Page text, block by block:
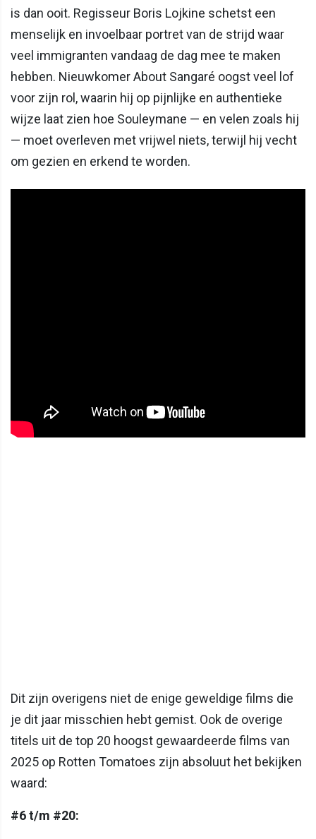
is dan ooit. Regisseur Boris Lojkine schetst een
menselijk en invoelbaar portret van de strijd waar
veel immigranten vandaag de dag mee te maken
hebben. Nieuwkomer About Sangaré oogst veel lof
voor zijn rol, waarin hij op pijnlijke en authentieke
wijze laat zien hoe Souleymane — en velen zoals hij
— moet overleven met vrijwel niets, terwijl hij vecht
om gezien en erkend te worden.
Dit zijn overigens niet de enige geweldige films die
je dit jaar misschien hebt gemist. Ook de overige
titels uit de top 20 hoogst gewaardeerde films van
2025 op Rotten Tomatoes zijn absoluut het bekijken
waard:
#6 t/m #20: